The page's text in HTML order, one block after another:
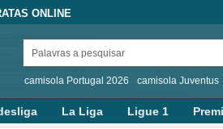
ONLINE
camisola Portugal 2026 camisola Juventus
La Liga Ligue 1